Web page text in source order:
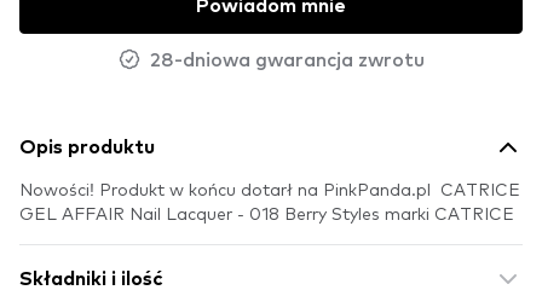
Powiadom mnie
28-dniowa gwarancja zwrotu
Opis produktu
Nowości! Produkt w końcu dotarł na PinkPanda.pl CATRICE
GEL AFFAIR Nail Lacquer - 018 Berry Styles marki CATRICE
Składniki i ilość